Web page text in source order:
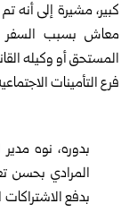
معاش بسبب السفر
المستحق أو وكيله
بدوره، نوه
المرادي بحسن
بدفع